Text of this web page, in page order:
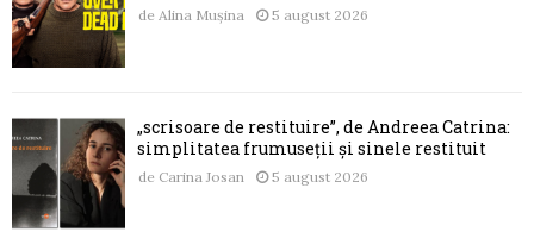
de Alina Mușina 5 august 2026
„scrisoare de restituire”, de Andreea Catrina:
simplitatea frumuseții și sinele restituit
de Carina Josan 5 august 2026